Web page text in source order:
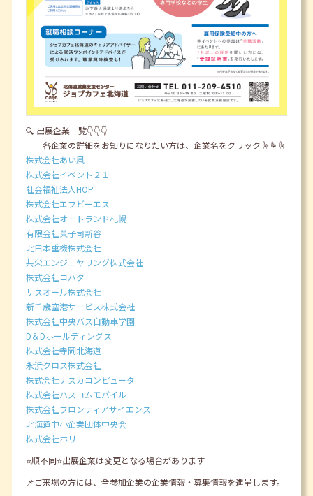
🔍 出展企業一覧👇👇👇
各企業の詳細をお知りになりたい方は、企業名をクリック☝️☝️☝️
株式会社あい風
株式会社イベント２１
社会福祉法人HOP
株式会社エフビーエス
株式会社オートランド札幌
有限会社菓子司新谷
北日本重機株式会社
共栄エンジニヤリング株式会社
株式会社コハタ
サスオール株式会社
新千歳空港サービス株式会社
株式会社中央バス自動車学園
D＆Dホールディングス
株式会社寺岡北海道
永浜クロス株式会社
株式会社ナスカコンピュータ
株式会社ハスコムモバイル
株式会社フロンティアサイエンス
北海道中小企業団体中央会
株式会社ホリ
⭐順不同⭐出展企業は変更となる場合があります
📌ご来場の方には、全参加企業の企業情報・募集情報を進呈します。